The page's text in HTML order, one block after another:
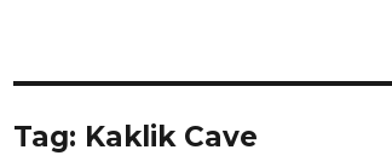
Tag: Kaklik Cave